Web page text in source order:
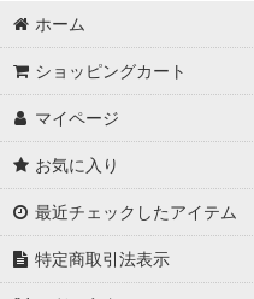
ホーム
ショッピングカート
マイページ
お気に入り
最近チェックしたアイテム
特定商取引法表示